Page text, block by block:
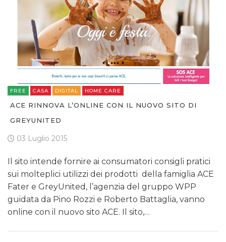
FREE CASA DIGITAL HOME CARE
ACE RINNOVA L’ONLINE CON IL NUOVO SITO DI
GREYUNITED
03 Luglio 2015
Il sito intende fornire ai consumatori consigli pratici
sui molteplici utilizzi dei prodotti della famiglia ACE
Fater e GreyUnited, l’agenzia del gruppo WPP
guidata da Pino Rozzi e Roberto Battaglia, vanno
online con il nuovo sito ACE. Il sito,…